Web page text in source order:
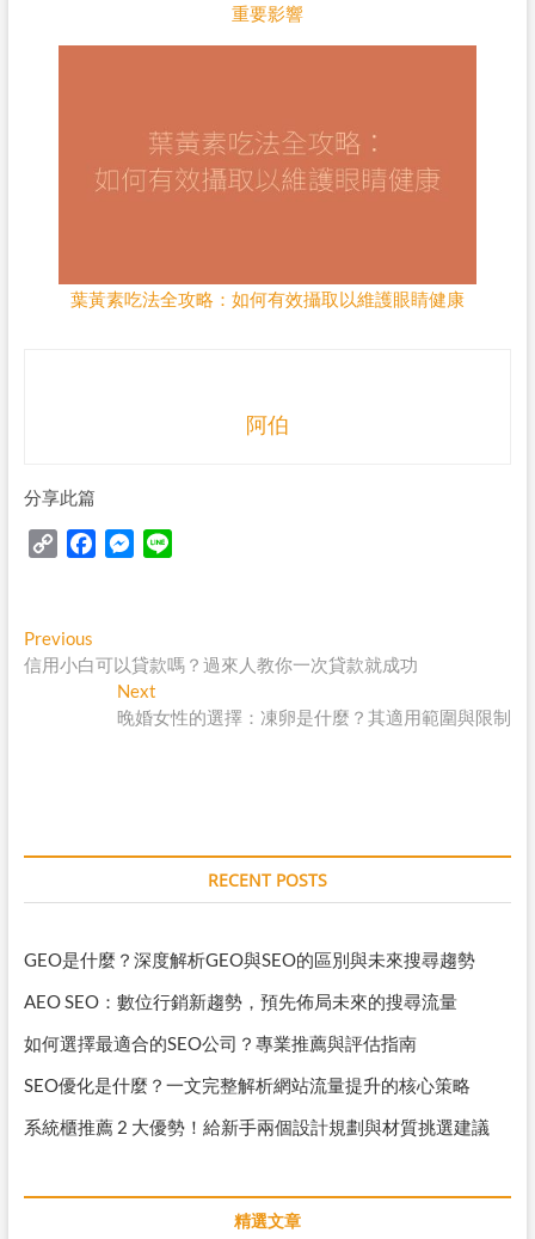
重要影響
葉黃素吃法全攻略：如何有效攝取以維護眼睛健康
阿伯
分享此篇
y
L
b
M
e
n
g
Post
navigation
PreviousPrevious
post:
信用小白可以貸款嗎？過來人教你一次貸款就成功
Next
post:
晚婚女性的選擇：凍卵是什麼？其適用範圍與限制
RECENT POSTS
GEO是什麼？深度解析GEO與SEO的區別與未來搜尋趨勢
AEO SEO：數位行銷新趨勢，預先佈局未來的搜尋流量
如何選擇最適合的SEO公司？專業推薦與評估指南
SEO優化是什麼？一文完整解析網站流量提升的核心策略
系統櫃推薦 2 大優勢！給新手兩個設計規劃與材質挑選建議
精選文章